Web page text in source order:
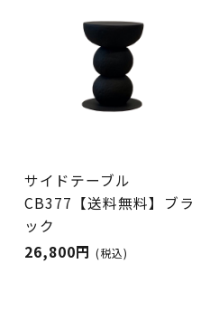
サイドテーブル
CB377【送料無料】ブラ
ック
26,800円(税込)